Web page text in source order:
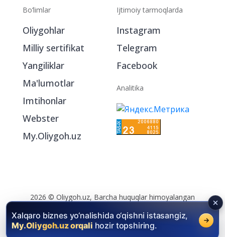
Bo‘limlar
Yangiliklar
Webster
My.Oliygoh.uz
Ijtimoiy tarmoqlarda
Instagram
Telegram
Xalqaro biznes yo‘nalishida o‘qishni istasangiz,
My.Oliygoh.uz orqali hozir topshiring.